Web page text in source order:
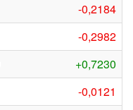
-0,2184
-0,2982
+0,7230
-0,0121